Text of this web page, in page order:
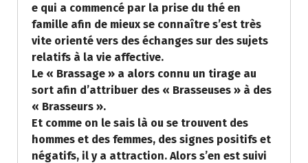
e qui a commencé par la prise du thé en
famille afin de mieux se connaître s’est très
vite orienté vers des échanges sur des sujets
relatifs à la vie affective.
Le « Brassage » a alors connu un tirage au
sort afin d’attribuer des « Brasseuses » à des
« Brasseurs ».
Et comme on le sais là ou se trouvent des
hommes et des femmes, des signes positifs et
négatifs, il y a attraction. Alors s’en est suivi